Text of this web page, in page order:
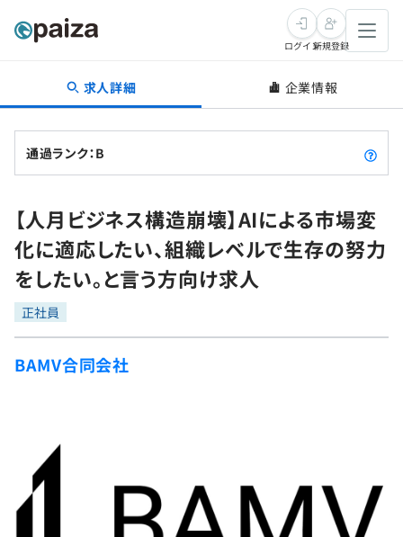
転職・キャリア
転職成功ガイド
転職エージェント
インタビュー
転職成功ガイド
新卒就活
求人検索
本選考
インターン
新卒エージェント
インタビュー
学習
問題集
4択課題
リファレンス
プログラミング言語
再チャレンジ結果一覧
ゲーム・マンガ
note
ログイン新規登録
求人詳細 企業情報
通過ランク：B
【人月ビジネス構造崩壊】AIによる市場変
化に適応したい、組織レベルで生存の努力
をしたい。と言う方向け求人
正社員
BAMV合同会社